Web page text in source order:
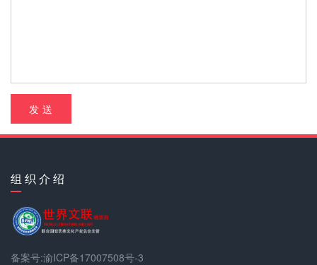
发 送
组 织 介 绍
备案号:渝ICP备17007508号-3